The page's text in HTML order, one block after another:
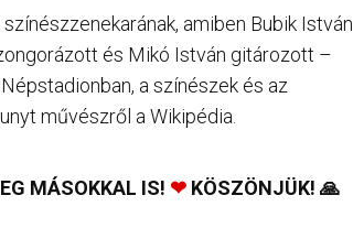
amiben Bubik István
és Mikó István gitározott –
a színészek és az
művészről a Wikipédia.
MÁSOKKAL IS! ❤KÖSZÖNJÜK! 🙏